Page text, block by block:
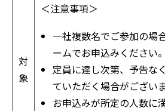
対
象
＜注意事項＞
一社複数名でご参加の場
ームでお申込みください。
定員に達し次第、予告な
ていただく場合がございま
お申込みが所定の人数に